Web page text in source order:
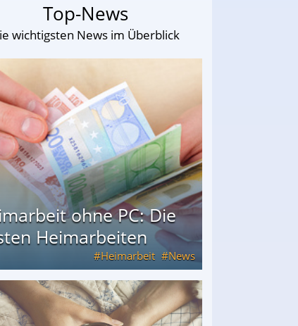
Top-News
wichtigsten News im Überblick
ohne PC: Die
Heimarbeiten
Heimarbeit News